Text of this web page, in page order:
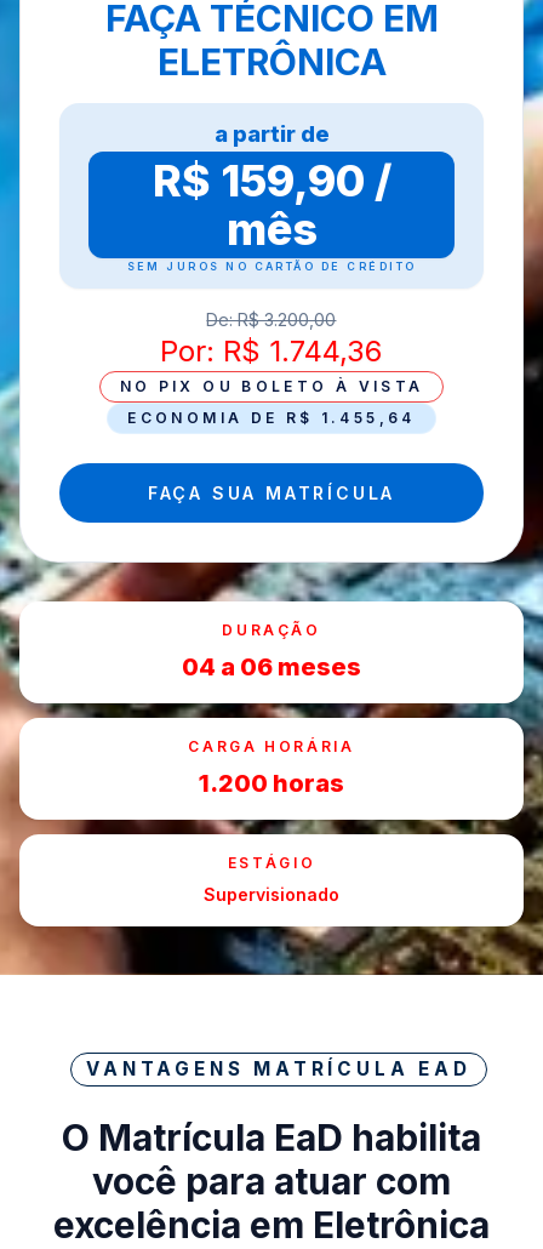
FAÇA TÉCNICO EM
ELETRÔNICA
a partir de
R$ 159,90 /
mês
SEM JUROS NO CARTÃO DE CRÉDITO
De: R$ 3.200,00
Por: R$ 1.744,36
NO PIX OU BOLETO À VISTA
ECONOMIA DE R$ 1.455,64
FAÇA SUA MATRÍCULA
DURAÇÃO
04 a 06 meses
CARGA HORÁRIA
1.200 horas
ESTÁGIO
Supervisionado
VANTAGENS MATRÍCULA EAD
O Matrícula EaD habilita
você para atuar com
excelência em Eletrônica